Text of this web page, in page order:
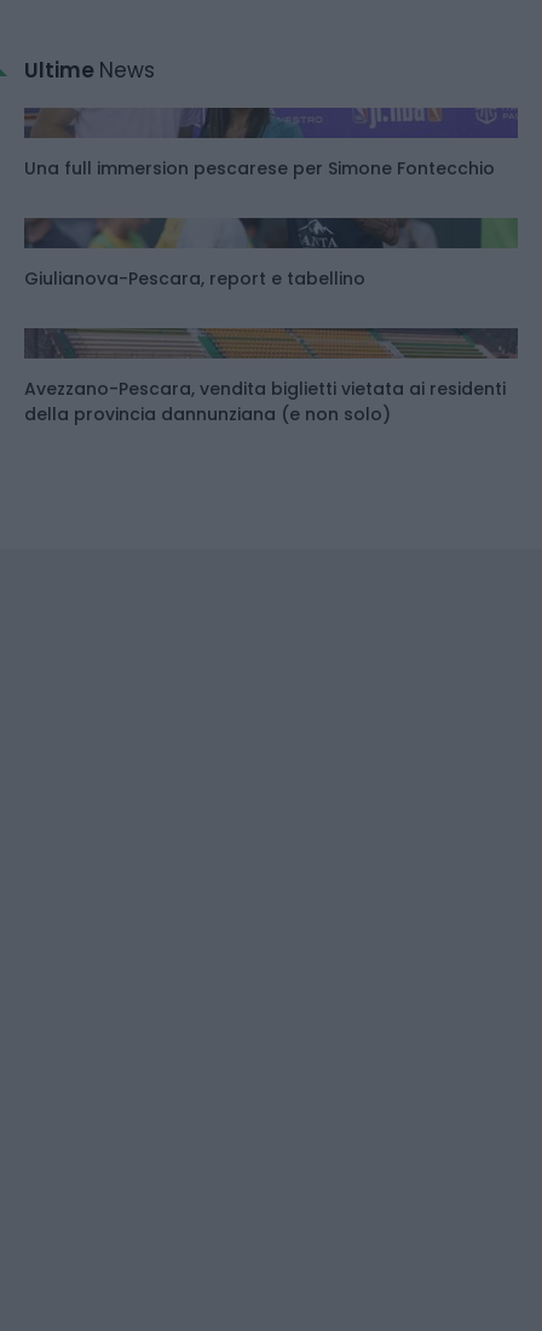
Ultime News
Una full immersion pescarese per Simone Fontecchio
Giulianova-Pescara, report e tabellino
Avezzano-Pescara, vendita biglietti vietata ai residenti
della provincia dannunziana (e non solo)